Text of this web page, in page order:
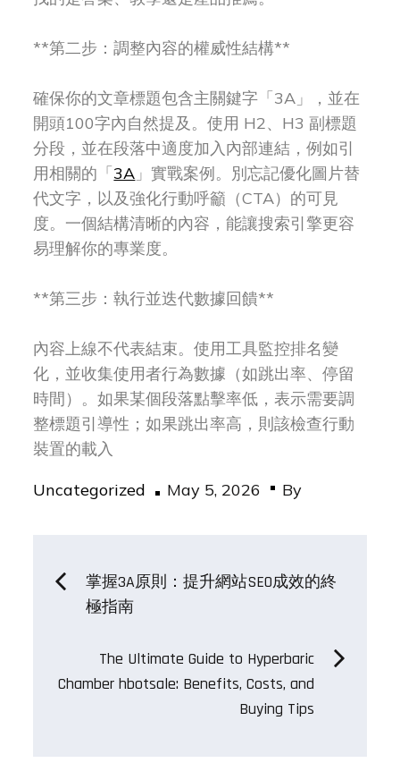
**第二步：調整內容的權威性結構**
確保你的文章標題包含主關鍵字「3A」，並在
開頭100字內自然提及。使用 H2、H3 副標題
分段，並在段落中適度加入內部連結，例如引
用相關的「3A 」實戰案例。別忘記優化圖片替
代文字，以及強化行動呼籲（CTA）的可見
度。一個結構清晰的內容，能讓搜索引擎更容
易理解你的專業度。
**第三步：執行並迭代數據回饋**
內容上線不代表結束。使用工具監控排名變
化，並收集使用者行為數據（如跳出率、停留
時間）。如果某個段落點擊率低，表示需要調
整標題引導性；如果跳出率高，則該檢查行動
裝置的載入
Uncategorized
Posted
May 5, 2026 By
Post掌握3A原則：提升網站SEO成效的終
極指南
The Ultimate Guide to Hyperbaric
Chamber hbotsale: Benefits, Costs, and
Buying Tips